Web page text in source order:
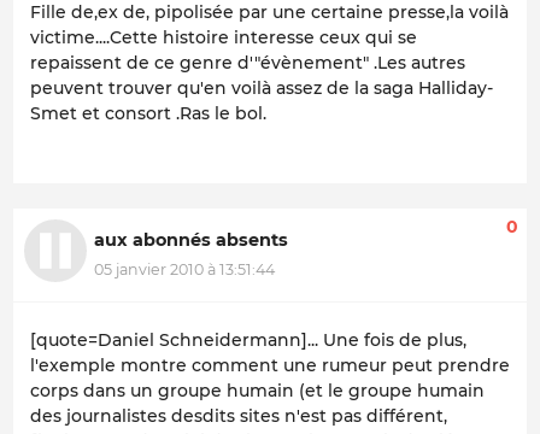
Fille de,ex de, pipolisée par une certaine presse,la voilà
victime....Cette histoire interesse ceux qui se
repaissent de ce genre d'"évènement" .Les autres
peuvent trouver qu'en voilà assez de la saga Halliday-
Smet et consort .Ras le bol.
aux abonnés absents
05 janvier 2010 à 13:51:44
0
[quote=Daniel Schneidermann]... Une fois de plus,
l'exemple montre comment une rumeur peut prendre
corps dans un groupe humain (et le groupe humain
des journalistes desdits sites n'est pas différent,